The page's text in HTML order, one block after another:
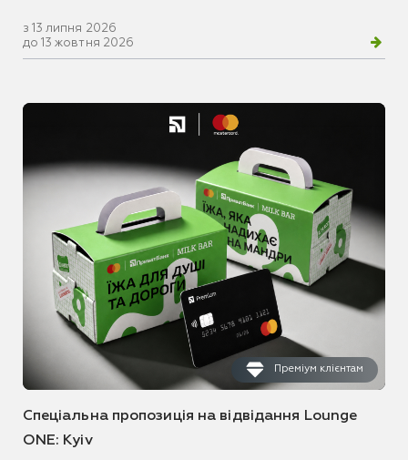
з 13 липня 2026
до 13 жовтня 2026
Преміум клієнтам
Спеціальна пропозиція на відвідання Lounge
ONE: Kyiv